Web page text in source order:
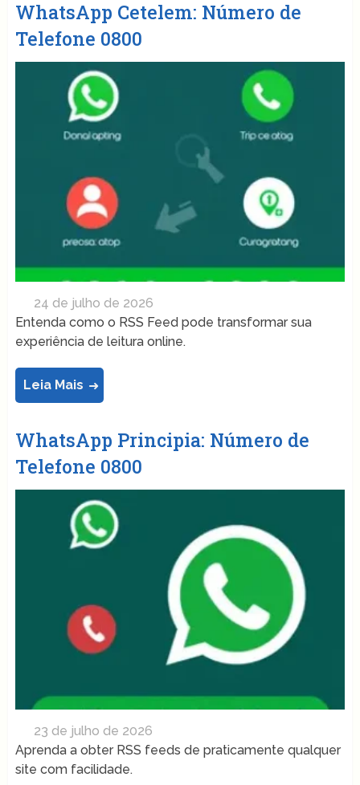
WhatsApp Cetelem: Número de
Telefone 0800
24 de julho de 2026
Entenda como o RSS Feed pode transformar sua
experiência de leitura online.
Leia Mais
WhatsApp Principia: Número de
Telefone 0800
23 de julho de 2026
Aprenda a obter RSS feeds de praticamente qualquer
site com facilidade.